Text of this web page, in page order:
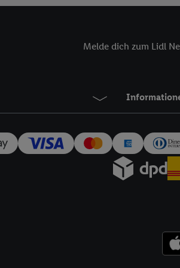
Melde dich zum Lidl
Verantwortlichkeit mit einem der oben
können, um Sie in von Dritten
Hierzu wird von uns und einem der
Adresse in gemeinsamer
Zudem erlauben Sie uns, der Utiq SA/NV
den Lidl-Diensten einzusetzen. Utiq prüft
verwenden, um Sie wiederzuerkennen
Insbesondere können Sie mittels dieser
werden, damit wir Ihnen dort
Nutzung der Utiq-Technologie -
das
Telekommunikations-basierten Utiq-
Durch einen Klick auf „Ablehnen“ können
„Zustimmen“ stimmen Sie allen